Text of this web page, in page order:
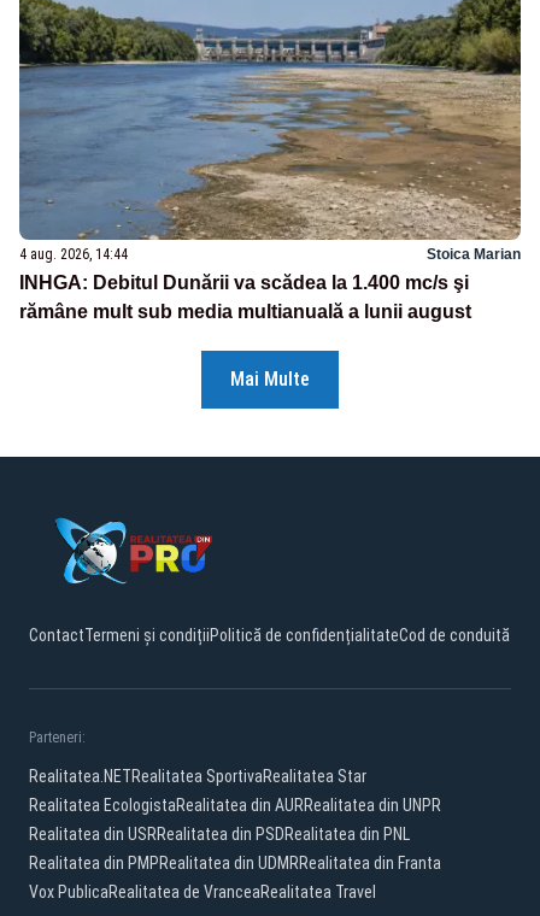
4 aug. 2026, 14:44 Stoica Marian
INHGA: Debitul Dunării va scădea la 1.400 mc/s şi
rămâne mult sub media multianuală a lunii august
Mai Multe
ContactTermeni și condițiiPolitică de confidențialitateCod de conduită
Parteneri:
Realitatea.NETRealitatea SportivaRealitatea Star
Realitatea EcologistaRealitatea din AURRealitatea din UNPR
Realitatea din USRRealitatea din PSDRealitatea din PNL
Realitatea din PMPRealitatea din UDMRRealitatea din Franta
Vox PublicaRealitatea de VranceaRealitatea Travel